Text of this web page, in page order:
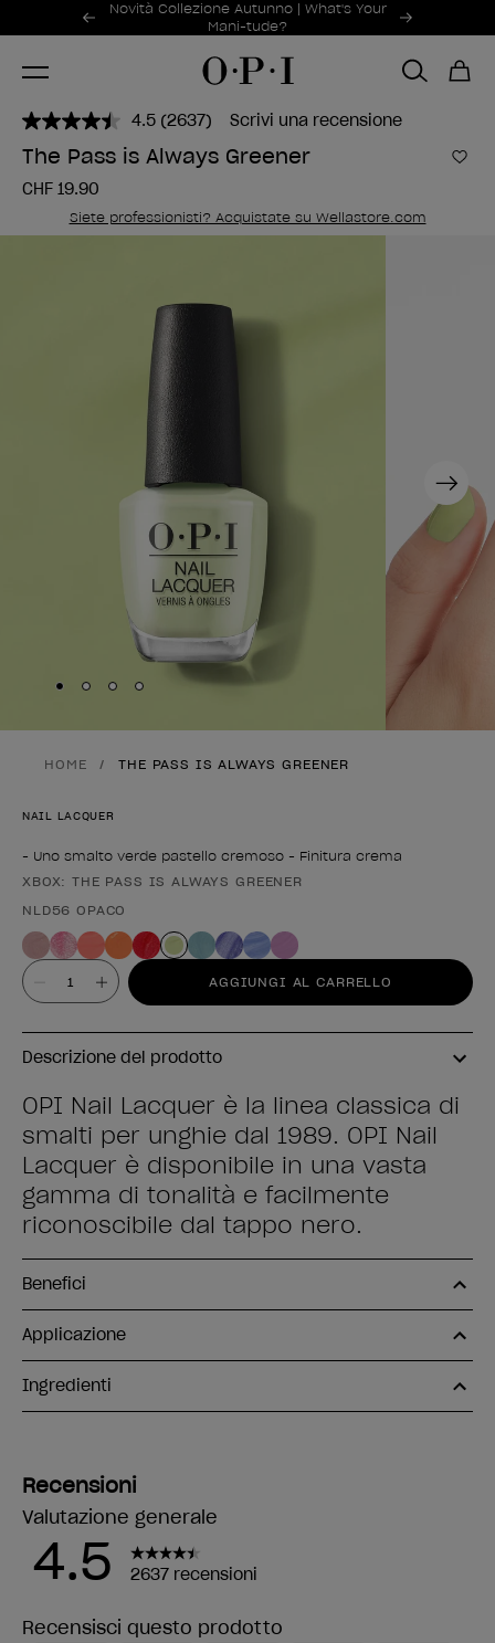
Offerte promozionali
Novità Collezione Autunno | What's Your
Mani-tude?
Item 1 of 2
4.5 Leggi
2637
recensioni.
alla
pagina.
(2637) Scrivi una recensione
The Pass is Always Greener
CHF 19.90
Siete professionisti? Acquistate su Wellastore.com
Next
Skip to slide
Skip to slide
Skip to slide
Skip to slide
HOME THE PASS IS ALWAYS GREENER
NAIL LACQUER
- Uno smalto verde pastello cremoso - Finitura crema
Forma del prodotto
XBOX: THE PASS IS ALWAYS GREENER
NLD56 OPACO
Valore AGGIUNGI AL CARRELLO
Descrizione del prodotto
OPI Nail Lacquer è la linea classica di
smalti per unghie dal 1989. OPI Nail
Lacquer è disponibile in una vasta
gamma di tonalità e facilmente
riconoscibile dal tappo nero.
Benefici
Applicazione
Ingredienti